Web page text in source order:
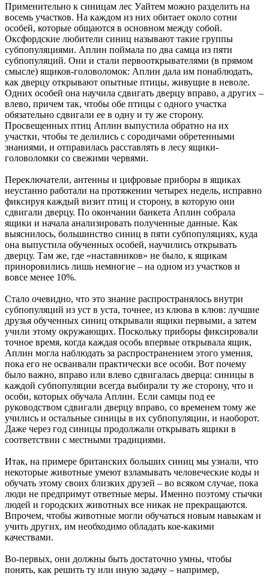
Применительно к синицам лес Уайтем можно разделить на
восемь участков. На каждом из них обитает около сотни
особей, которые общаются в основном между собой.
Оксфордские любители синиц называют такие группы
субпопуляциями. Аплин поймала по два самца из пяти
субпопуляций. Они и стали первооткрывателями (в прямом
смысле) ящиков-головоломок: Аплин дала им понаблюдать,
как дверцу открывают опытные птицы, живущие в неволе.
Одних особей она научила сдвигать дверцу вправо, а других –
влево, причем так, чтобы обе птицы с одного участка
обязательно сдвигали ее в одну и ту же сторону.
Просвещенных птиц Аплин выпустила обратно на их
участки, чтобы те делились с сородичами обретенными
знаниями, и отправилась расставлять в лесу ящики-
головоломки со свежими червями.
Переключатели, антенны и цифровые приборы в ящиках
неустанно работали на протяжении четырех недель, исправно
фиксируя каждый визит птиц и сторону, в которую они
сдвигали дверцу. По окончании банкета Аплин собрала
ящики и начала анализировать полученные данные. Как
выяснилось, большинство синиц в пяти субпопуляциях, куда
она выпустила обученных особей, научились открывать
дверцу. Там же, где «наставников» не было, к ящикам
приноровились лишь немногие – на одном из участков и
вовсе менее 10%.
Стало очевидно, что это знание распространялось внутри
субпопуляций из уст в уста, точнее, из клюва в клюв: лучшие
друзья обученных синиц открывали ящики первыми, а затем
учили этому окружающих. Поскольку приборы фиксировали
точное время, когда каждая особь впервые открывала ящик,
Аплин могла наблюдать за распространением этого умения,
пока его не осваивали практически все особи. Вот почему
было важно, вправо или влево сдвигалась дверца: синицы в
каждой субпопуляции всегда выбирали ту же сторону, что и
особи, которых обучала Аплин. Если самцы под ее
руководством сдвигали дверцу вправо, со временем тому же
учились и остальные синицы в их субпопуляции, и наоборот.
Даже через год синицы продолжали открывать ящики в
соответствии с местными традициями.
Итак, на примере британских больших синиц мы узнали, что
некоторые животные умеют взламывать человеческие коды и
обучать этому своих близких друзей – во всяком случае, пока
люди не предпримут ответные меры. Именно поэтому стычки
людей и городских животных все никак не прекращаются.
Впрочем, чтобы животные могли обучаться новым навыкам и
учить других, им необходимо обладать кое-какими
качествами.
Во-первых, они должны быть достаточно умны, чтобы
понять, как решить ту или иную задачу – например,